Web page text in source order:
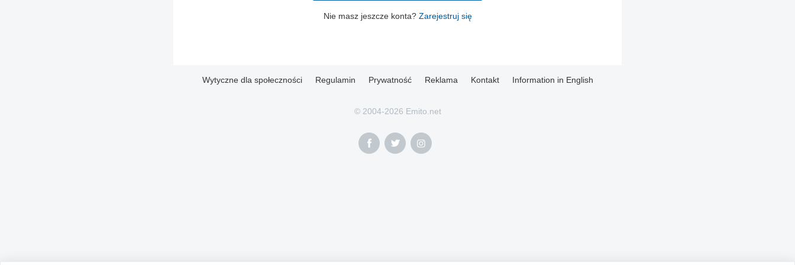
Nie masz jeszcze konta? Zarejestruj się
Wytyczne dla społeczności Regulamin Prywatność Reklama Kontakt Information in English
© 2004-2026 Emito.net